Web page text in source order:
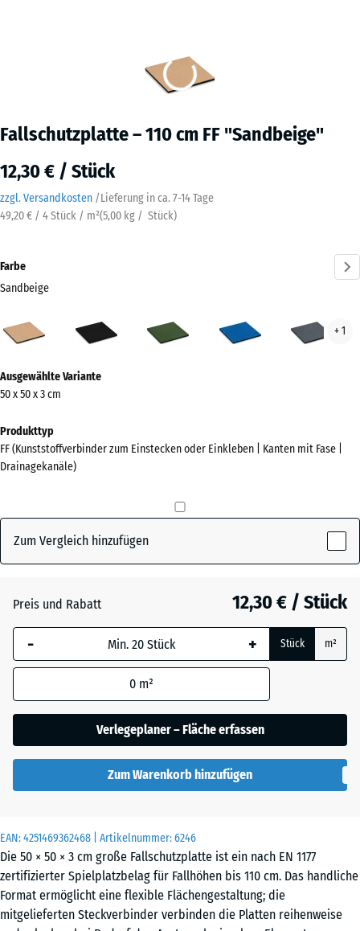
Fallschutzplatte – 110 cm FF "Sandbeige"
12,30 € / Stück
zzgl. Versandkosten /Lieferung in ca. 7-14 Tage
49,20 € / 4 Stück / m²(5,00 kg / Stück)
EAN:4251469362468 | Artikelnummer:6246
Die 50 × 50 × 3 cm große Fallschutzplatte ist ein nach EN 1177
zertifizierter Spielplatzbelag für Fallhöhen bis 110 cm. Das handliche
Format ermöglicht eine flexible Flächengestaltung; die
mitgelieferten Steckverbinder verbinden die Platten reihenweise
Farbe
Sandbeige
(active)
+ 1
Informationen
zu
Farben?
Farbpalette
(active)
Grasgrün - 2,20 €
Himmelblau - 0,40 €
Schiefergrau - 0,40 €
Ausgewählte Variante
50 x 50 x 3 cm
Produkttyp
FF (Kunststoffverbinder zum Einstecken oder Einkleben | Kanten mit Fase |
Drainagekanäle)
Zum Vergleich hinzufügen
Preis und Rabatt 12,30 € / Stück
- + Stück m²
0 m²
Verlegeplaner – Fläche erfassen
Zum Warenkorb hinzufügen